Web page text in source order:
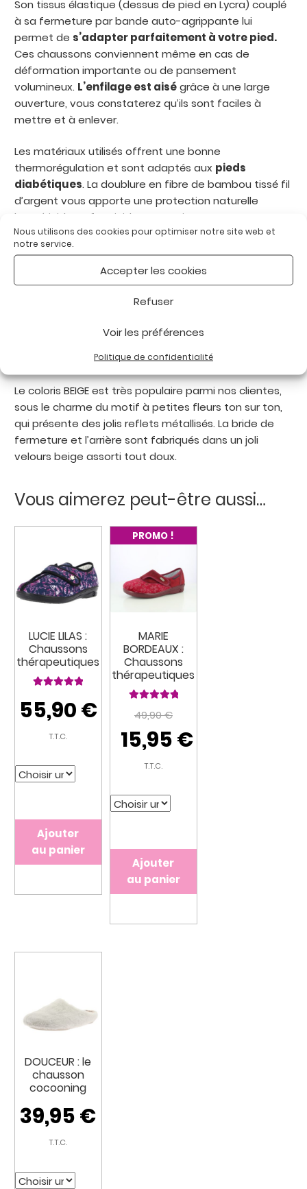
Nous utilisons des cookies pour optimiser notre site web et
notre service.
Accepter les cookies
Refuser
Voir les préférences
Politique de confidentialité
Son tissus élastique (dessus de pied en Lycra) couplé
à sa fermeture par bande auto-agrippante lui
permet de s’adapter parfaitement à votre pied.
Ces chaussons conviennent même en cas de
déformation importante ou de pansement
volumineux. L’enfilage est aiségrâce à une large
ouverture, vous constaterez qu’ils sont faciles à
mettre et à enlever.
Les matériaux utilisés offrent une bonne
thermorégulation et sont adaptés aux pieds
diabétiques. La doublure en fibre de bambou tissé fil
d’argent vous apporte une protection naturelle
bactéricide et fongicide, non toxique.
Ils bénéficient de la
garantie de protection et d’hygiène.
semelle intérieure amovible
orthopédique habituelle.
Lavable à 40°Cpour un entretien facile.
Le coloris BEIGE est très populaire parmi nos clientes,
sous le charme du motif à petites fleurs ton sur ton,
qui présente des jolis reflets métallisés. La bride de
fermeture et l’arrière sont fabriqués dans un joli
velours beige assorti tout doux.
Vous aimerez peut-être aussi…
LUCIE LILAS :
Chaussons
thérapeutiques
5
55,90€
T.T.C.
Ajouter
au panier
MARIE
BORDEAUX :
Chaussons
thérapeutiques
PROMO !
49,90€
Le
prix
49,90 €.
15,95€prix
T.T.C.
Ajouter
au panier
DOUCEUR : le
chausson
cocooning
39,95€
T.T.C.